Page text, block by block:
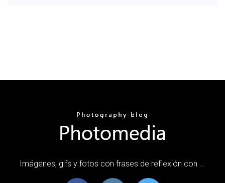
Imágenes, gifs y fotos con frases de reflexión con ...